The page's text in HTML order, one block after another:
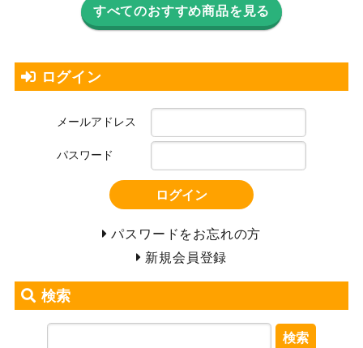
すべてのおすすめ商品を見る
ログイン
メールアドレス
パスワード
ログイン
パスワードをお忘れの方
新規会員登録
検索
検索